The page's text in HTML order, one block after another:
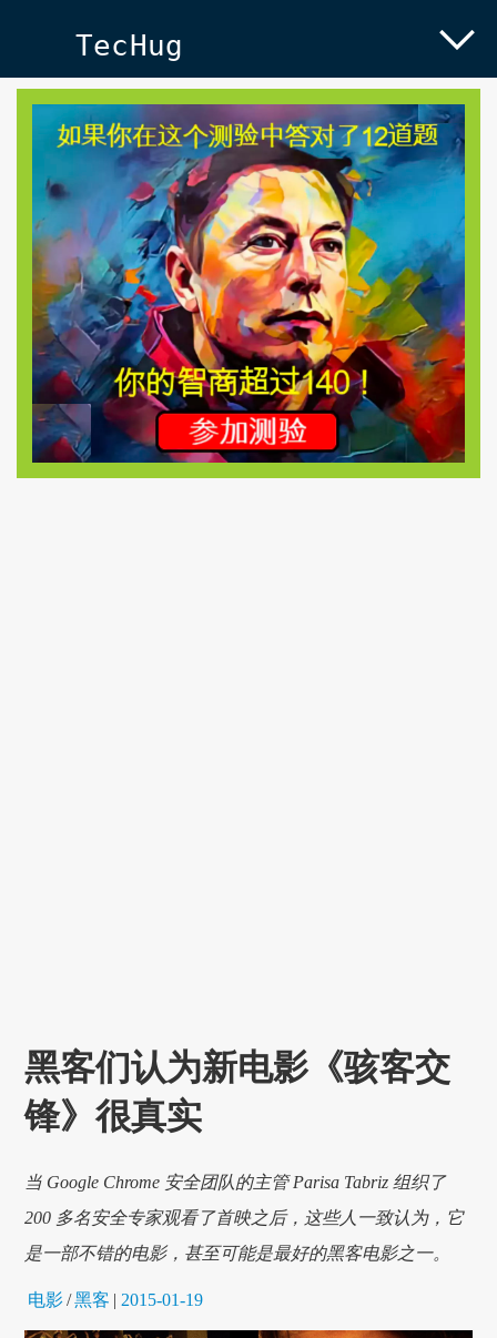
TecHug
黑客们认为新电影《骇客交
锋》很真实
当 Google Chrome 安全团队的主管 Parisa Tabriz 组织了
200 多名安全专家观看了首映之后，这些人一致认为，它
是一部不错的电影，甚至可能是最好的黑客电影之一。
电影/黑客 | 2015-01-19